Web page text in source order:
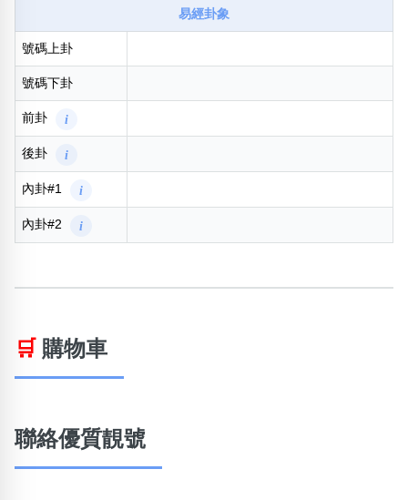
易經卦象
號碼上卦
號碼下卦
前卦 i
後卦 i
內卦#1 i
內卦#2 i
🛒 購物車
聯絡優質靚號